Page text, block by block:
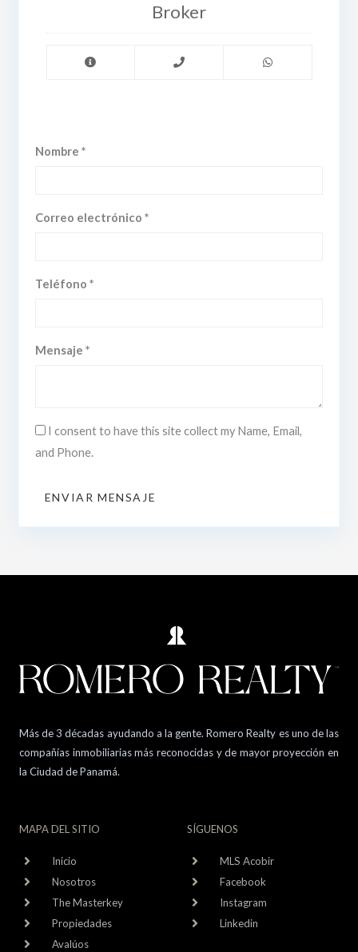
Broker
Nombre *
Correo electrónico *
Teléfono *
Mensaje *
I consent to have this site collect my Name, Email,
and Phone.
ENVIAR MENSAJE
Más de 3 décadas ayudando a la gente. Romero Realty es uno de las
compañías inmobiliarias más reconocidas y de mayor proyección en
la Ciudad de Panamá.
MAPA DEL SITIO
Inicio
Nosotros
The Masterkey
Propiedades
Avalúos
SÍGUENOS
MLS Acobir
Facebook
Instagram
Linkedin